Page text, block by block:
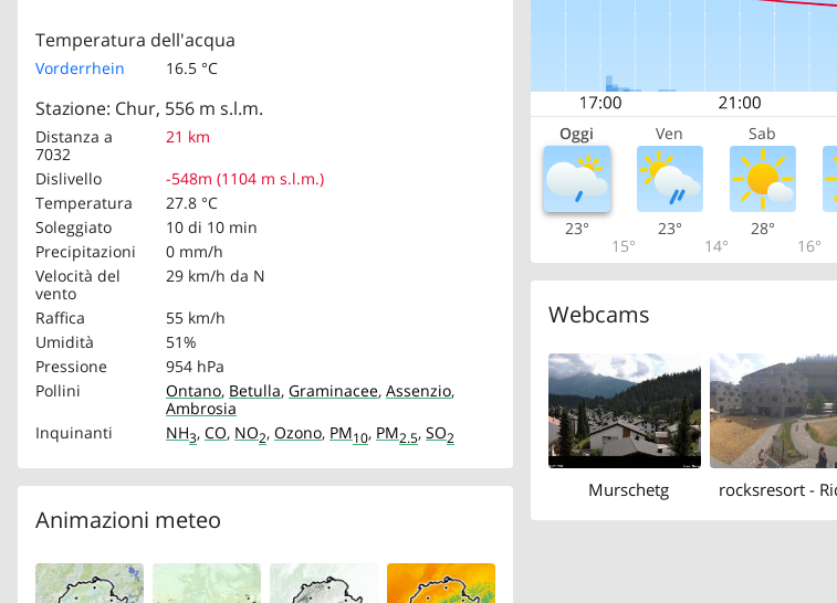
Temperatura dell'acqua
Vorderrhein 16.5 °C
Stazione: Chur, 556 m s.l.m.
Distanza a
7032
21 km
Dislivello
-548m (1104 m s.l.m.)
Temperatura
27.8 °C
Soleggiato
10 di 10 min
Precipitazioni
0 mm/h
Velocità del
vento
29 km/h da N
Raffica
55 km/h
Umidità
51%
Pressione
954 hPa
Pollini
Ontano, Betulla, Graminacee, Assenzio,
Ambrosia
Inquinanti
NH3, CO, NO2, Ozono, PM10, PM2.5, SO2
Animazioni meteo
Oggi Ven Sab
23°
15°
23°
14°
28°
16°
Webcams
Murschetg